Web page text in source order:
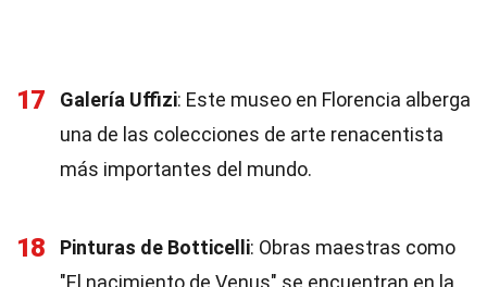
17 Galería Uffizi: Este museo en Florencia alberga
una de las colecciones de arte renacentista
más importantes del mundo.
18 Pinturas de Botticelli: Obras maestras como
"El nacimiento de Venus" se encuentran en la